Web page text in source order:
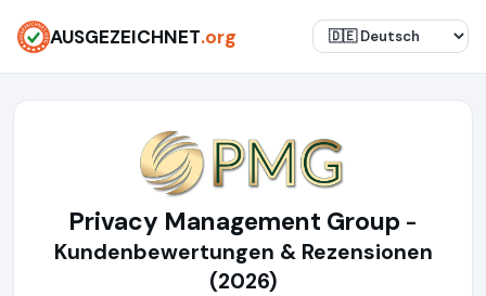
AUSGEZEICHNET.org
Privacy Management Group -
Kundenbewertungen & Rezensionen
(2026)